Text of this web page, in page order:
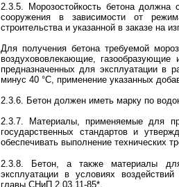
2.3.5. Морозостойкость бетона должна
сооружения в зависимости от
строительства и указанной в заказе на
Для получения бетона требуемой
воздухововлекающие,
предназначенных для эксплуатации в
минус 40 °С, применение указанных
2.3.6. Бетон должен иметь марку по
2.3.7. Материалы, применяемые для
государственных стандартов и
обеспечивать выполнение технических
2.3.8. Бетон, а также материалы для
эксплуатации в условиях
главы СНиП 2.03.11-85*.